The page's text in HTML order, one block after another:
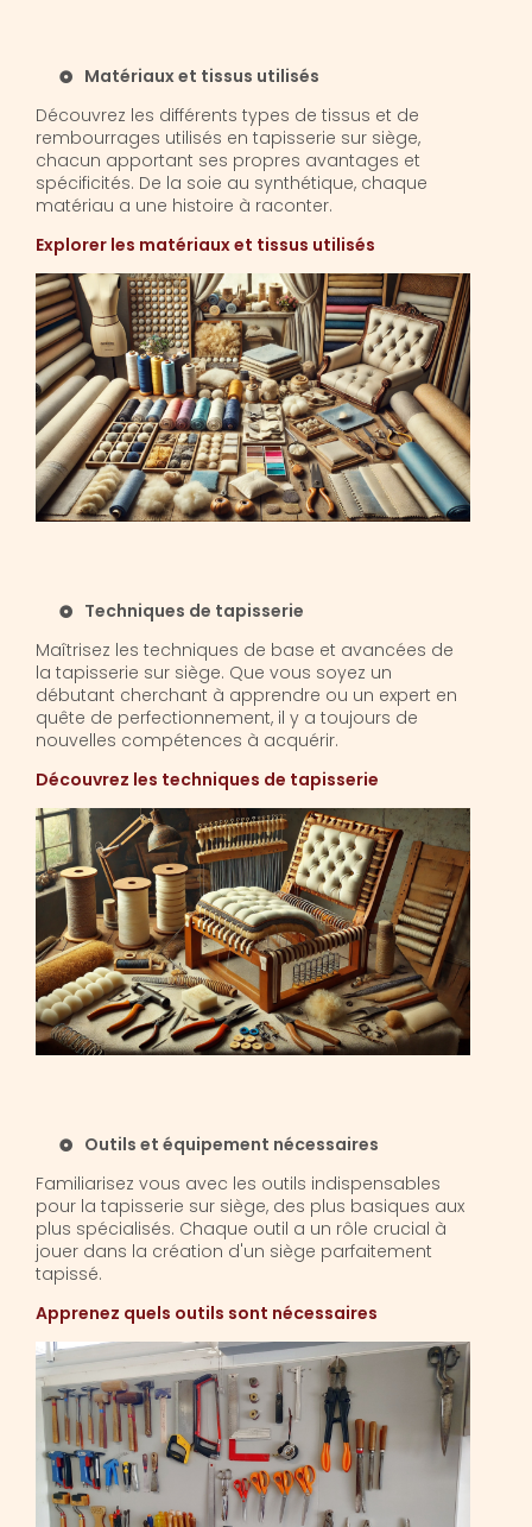
Matériaux et tissus utilisés
Découvrez les différents types de tissus et de
rembourrages utilisés en tapisserie sur siège,
chacun apportant ses propres avantages et
spécificités. De la soie au synthétique, chaque
matériau a une histoire à raconter.
Explorer les matériaux et tissus utilisés
Techniques de tapisserie
Maîtrisez les techniques de base et avancées de
la tapisserie sur siège. Que vous soyez un
débutant cherchant à apprendre ou un expert en
quête de perfectionnement, il y a toujours de
nouvelles compétences à acquérir.
Découvrez les techniques de tapisserie
Outils et équipement nécessaires
Familiarisez vous avec les outils indispensables
pour la tapisserie sur siège, des plus basiques aux
plus spécialisés. Chaque outil a un rôle crucial à
jouer dans la création d'un siège parfaitement
tapissé.
Apprenez quels outils sont nécessaires